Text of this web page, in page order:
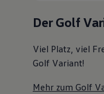
Der Golf
Viel Platz, viel
Golf Variant!
Mehr zum Golf